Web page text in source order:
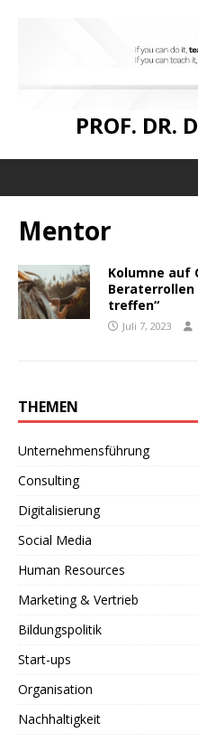
PROF. DR.
Mentor
Kolumne auf
treffen“
Juli 7, 2023
THEMEN
Unternehmensführung
Consulting
Digitalisierung
Social Media
Human Resources
Marketing & Vertrieb
Bildungspolitik
Start-ups
Organisation
Nachhaltigkeit